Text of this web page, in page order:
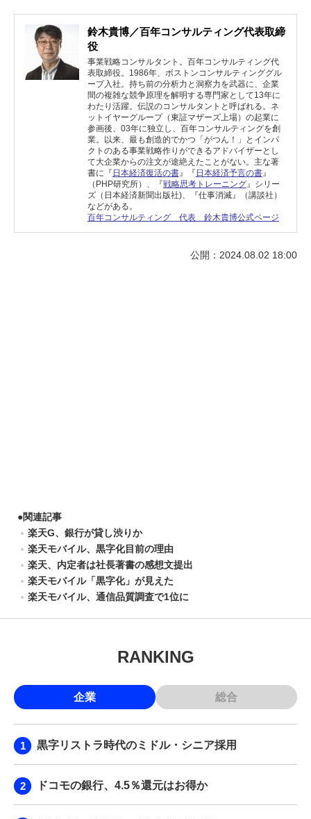
鈴木貴博／百年コンサルティング代表取締
役
事業戦略コンサルタント。百年コンサルティング代
表取締役。1986年、ボストンコンサルティンググル
ープ入社。持ち前の分析力と洞察力を武器に、企業
間の複雑な競争原理を解明する専門家として13年に
わたり活躍。伝説のコンサルタントと呼ばれる。ネ
ットイヤーグループ（東証マザーズ上場）の起業に
参画後、03年に独立し、百年コンサルティングを創
業。以来、最も創造的でかつ「がつん！」とインパ
クトのある事業戦略作りができるアドバイザーとし
て大企業からの注文が途絶えたことがない。主な著
書に『 日本経済復活の書』『 日本経済予言の書』
（PHP研究所）、『戦略思考トレーニング』シリー
ズ（日本経済新聞出版社)、『仕事消滅』（講談社）
などがある。
百年コンサルティング 代表 鈴木貴博公式ページ
公開：2024.08.02 18:00
●関連記事
楽天G、銀行が貸し渋りか
楽天モバイル、黒字化目前の理由
楽天、内定者は社長著書の感想文提出
楽天モバイル「黒字化」が見えた
楽天モバイル、通信品質調査で1位に
RANKING
企業 総合
黒字リストラ時代のミドル・シニア採用
ドコモの銀行、4.5％還元はお得か